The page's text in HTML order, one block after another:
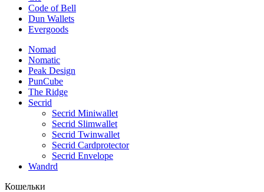
Code of Bell
Dun Wallets
Evergoods
Nomad
Nomatic
Peak Design
PunCube
The Ridge
Secrid
Secrid Miniwallet
Secrid Slimwallet
Secrid Twinwallet
Secrid Cardprotector
Secrid Envelope
Wandrd
Кошельки